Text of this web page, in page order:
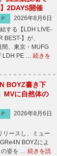
2DAYS開催
2026年8月6日
する【LDH LIVE-
BEST-】が、
、東京・MUFG
LDH PE … 続きを
BOYZ書き下
MVに自然体の
2026年8月6日
リースし、ミュー
BOYZによ
の姿を … 続きを読